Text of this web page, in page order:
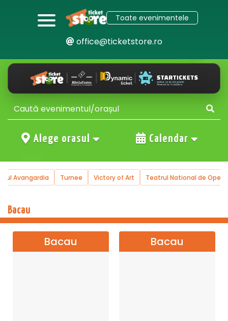
Toate evenimentele
office@ticketstore.ro
Alege orasul Calendar
Avangardia Turnee Victory of Art Teatrul National de
Bacau
Bacau Bacau